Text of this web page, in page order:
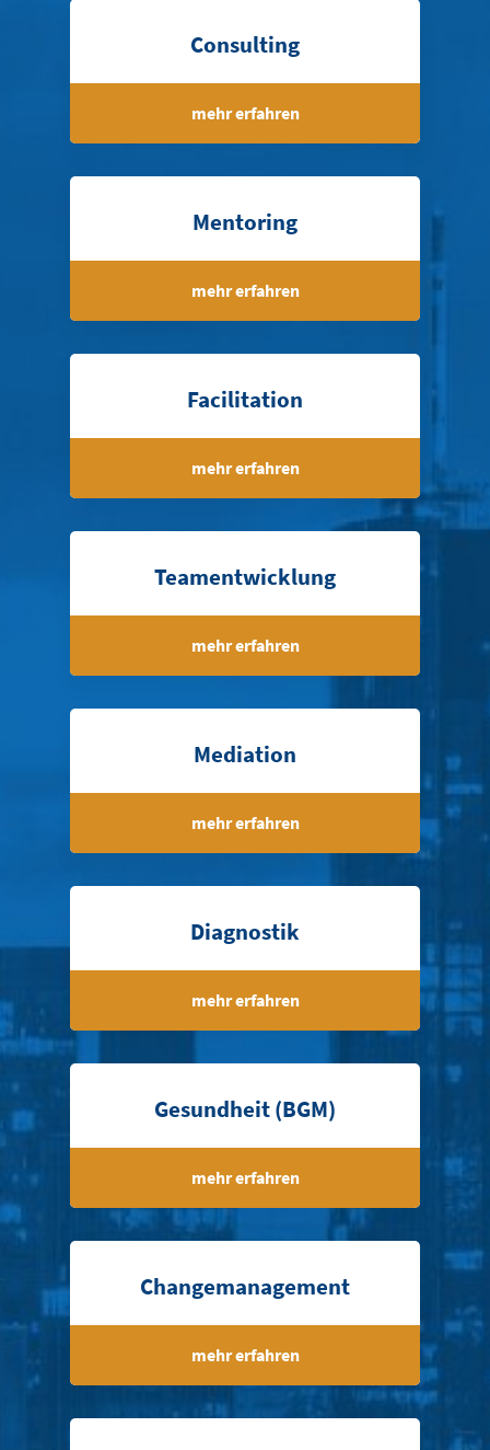
Consulting
mehr erfahren
Mentoring
mehr erfahren
Facilitation
mehr erfahren
Teamentwicklung
mehr erfahren
Mediation
mehr erfahren
Diagnostik
mehr erfahren
Gesundheit (BGM)
mehr erfahren
Changemanagement
mehr erfahren